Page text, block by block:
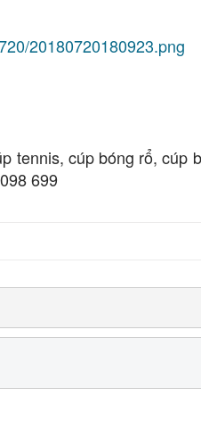
20180720180923.png
tennis, cúp bóng rổ, cúp
699